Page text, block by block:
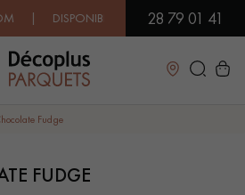
IMMÉDIATE |28 79 01 41
Fermer
LES PLUS COURANTES
Fudge
FUDGE